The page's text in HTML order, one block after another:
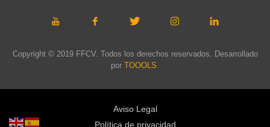
Copyright © 2019 FFCV. Todos los derechos reservados. Desarrollado
por TOOOLS
Aviso Legal
Política de privacidad